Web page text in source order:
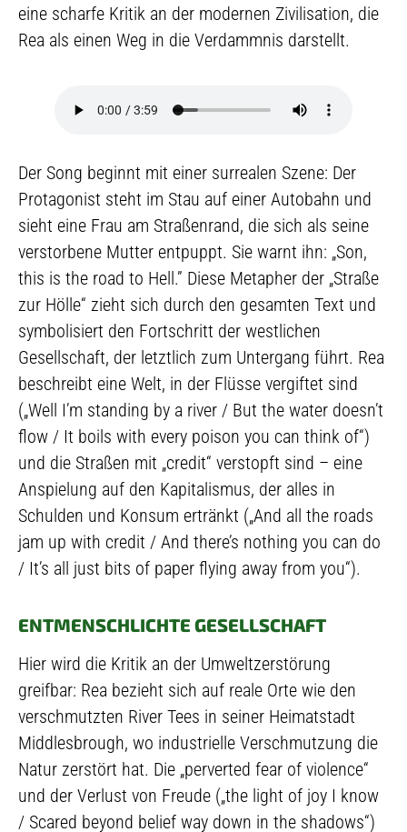
eine scharfe Kritik an der modernen Zivilisation, die
Rea als einen Weg in die Verdammnis darstellt.
Der Song beginnt mit einer surrealen Szene: Der
Protagonist steht im Stau auf einer Autobahn und
sieht eine Frau am Straßenrand, die sich als seine
verstorbene Mutter entpuppt. Sie warnt ihn: „Son,
this is the road to Hell.” Diese Metapher der „Straße
zur Hölle“ zieht sich durch den gesamten Text und
symbolisiert den Fortschritt der westlichen
Gesellschaft, der letztlich zum Untergang führt. Rea
beschreibt eine Welt, in der Flüsse vergiftet sind
(„Well I’m standing by a river / But the water doesn’t
flow / It boils with every poison you can think of“)
und die Straßen mit „credit“ verstopft sind – eine
Anspielung auf den Kapitalismus, der alles in
Schulden und Konsum ertränkt („And all the roads
jam up with credit / And there’s nothing you can do
/ It’s all just bits of paper flying away from you“).
ENTMENSCHLICHTE GESELLSCHAFT
Hier wird die Kritik an der Umweltzerstörung
greifbar: Rea bezieht sich auf reale Orte wie den
verschmutzten River Tees in seiner Heimatstadt
Middlesbrough, wo industrielle Verschmutzung die
Natur zerstört hat. Die „perverted fear of violence“
und der Verlust von Freude („the light of joy I know
/ Scared beyond belief way down in the shadows“)